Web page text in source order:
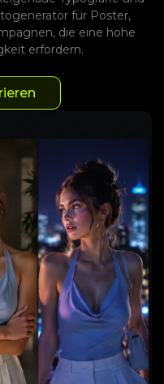
für Poster,
die eine hohe
erfordern.